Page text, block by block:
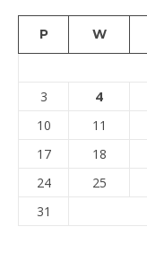
P W
3
4
10
11
17
18
24
25
31